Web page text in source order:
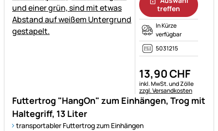
Futtertrog "HangOn" zum Einhängen, Trog mit
Haltegriff, 13 Liter
transportabler Futtertrog zum Einhängen
treffen
In Kürze
verfügbar
5031215
13,90CHF
Steuerhinweis:
inkl. MwSt. und Zölle
zzgl. Versandkosten